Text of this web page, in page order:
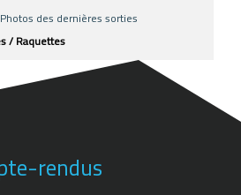
Photos des dernières sorties
/ Raquettes
rendus